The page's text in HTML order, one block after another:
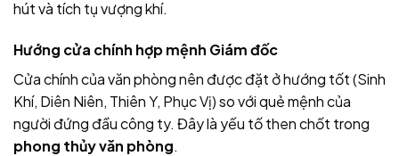
hút và tích tụ vượng khí.
Hướng cửa chính hợp mệnh Giám đốc
Cửa chính của văn phòng nên được đặt ở hướng tốt (Sinh
Khí, Diên Niên, Thiên Y, Phục Vị) so với quẻ mệnh của
người đứng đầu công ty. Đây là yếu tố then chốt trong
phong thủy văn phòng.